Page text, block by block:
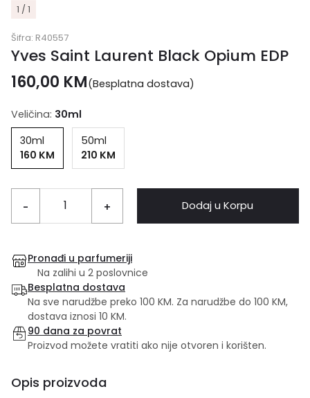
1 / 1
Šifra: R40557
Yves Saint Laurent Black Opium EDP
160,00 KM(Besplatna dostava)
Veličina: 30ml
30ml
160 KM
50ml
210 KM
- + Dodaj u Korpu
Pronađi u parfumeriji
Na zalihi u 2 poslovnice
Besplatna dostava
Na sve narudžbe preko 100 KM. Za narudžbe do 100 KM,
dostava iznosi 10 KM.
90 dana za povrat
Proizvod možete vratiti ako nije otvoren i korišten.
Opis proizvoda